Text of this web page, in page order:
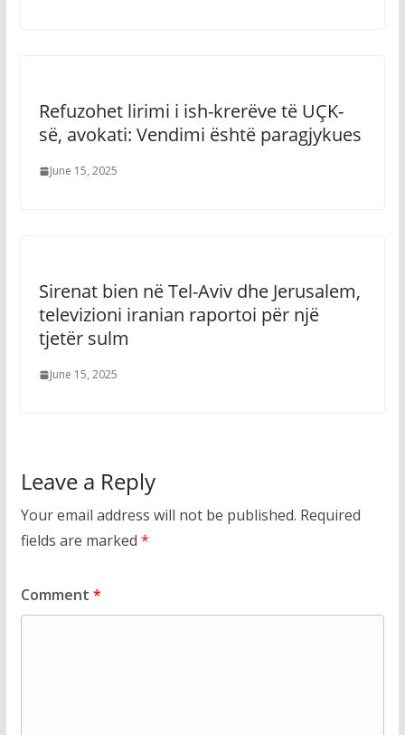
Refuzohet lirimi i ish-krerëve të UÇK-
së, avokati: Vendimi është paragjykues
June 15, 2025
Sirenat bien në Tel-Aviv dhe Jerusalem,
televizioni iranian raportoi për një
tjetër sulm
June 15, 2025
Leave a Reply
Your email address will not be published. Required
fields are marked *
Comment *